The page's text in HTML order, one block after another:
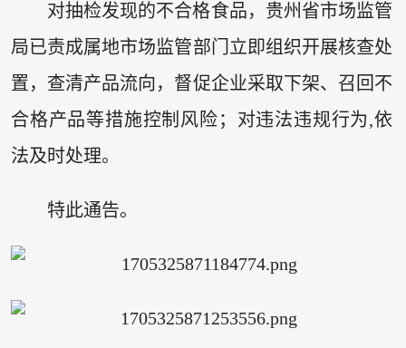
对抽检发现的不合格食品，贵州省市场监管
局已责成属地市场监管部门立即组织开展核查处
置，查清产品流向，督促企业采取下架、召回不
合格产品等措施控制风险；对违法违规行为,依
法及时处理。
特此通告。